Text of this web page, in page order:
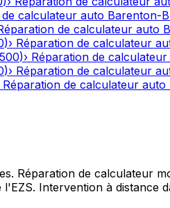
calculateur auto Barenton-
de calculateur auto
)› Réparation de calculateur
)› Réparation de calculateur
)› Réparation de calculateur
Réparation de calculateur auto
Réparation de calculateur
Intervention à distance